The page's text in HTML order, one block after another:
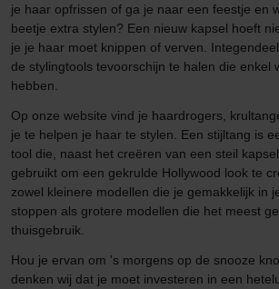
je haar opfrissen of ga je naar een feestje en
beetje extra stylen? Een nieuw kapsel hoeft
je je haar moet knippen of verven.
de stylingtools tevoorschijn te halen die enkel
hebben.
Op onze website vind je haardrogers,
je te helpen je haar te stylen. Een stijltang is
tool die, naast het creëren van een steil
gebruikt om een gekrulde Hollywood look te
zowel kleinere modellen die je gemakkelijk in
stoppen als grotere modellen die het meest
thuisgebruik.
Hou je ervan om 's morgens op de snooze
denken wij dat je moet investeren in een